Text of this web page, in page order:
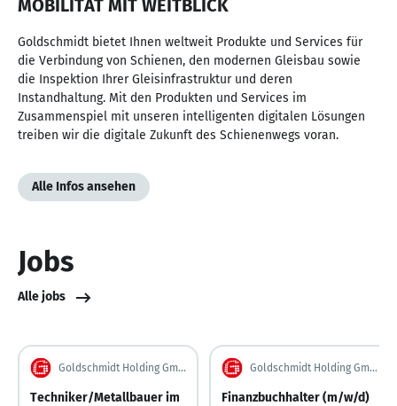
MOBILITÄT MIT WEITBLICK
Goldschmidt bietet Ihnen weltweit Produkte und Services für
die Verbindung von Schienen, den modernen Gleisbau sowie
die Inspektion Ihrer Gleisinfrastruktur und deren
Instandhaltung. Mit den Produkten und Services im
Zusammenspiel mit unseren intelligenten digitalen Lösungen
treiben wir die digitale Zukunft des Schienenwegs voran.
Alle Infos ansehen
Jobs
Alle jobs
Goldschmidt Holding GmbH
Techniker/Metallbauer im
Goldschmidt Holding GmbH
Finanzbuchhalter (m/w/d)